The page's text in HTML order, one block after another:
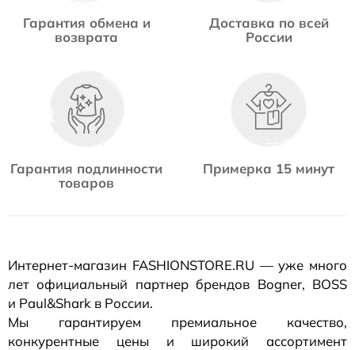
Гарантия обмена и
возврата
Доставка по всей
России
Гарантия подлинности
товаров
Примерка 15 минут
Интернет-магазин FASHIONSTORE.RU — уже много
лет официальный партнер брендов Bogner, BOSS
и Paul&Shark в России.
Мы гарантируем премиальное качество,
конкурентные цены и широкий ассортимент